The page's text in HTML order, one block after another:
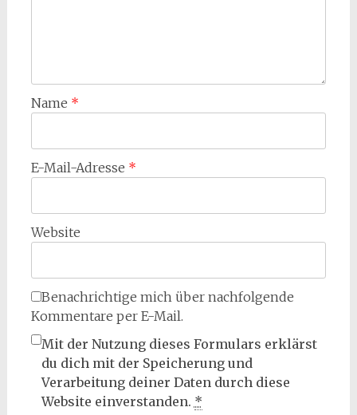
Name *
E-Mail-Adresse *
Website
Benachrichtige mich über nachfolgende
Kommentare per E-Mail.
Mit der Nutzung dieses Formulars erklärst
du dich mit der Speicherung und
Verarbeitung deiner Daten durch diese
Website einverstanden. *